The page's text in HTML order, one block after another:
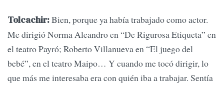
Tolcachir:Bien, porque ya había trabajado como actor.
Me dirigió Norma Aleandro en “De Rigurosa Etiqueta” en
el teatro Payró; Roberto Villanueva en “El juego del
bebé”, en el teatro Maipo… Y cuando me tocó dirigir, lo
que más me interesaba era con quién iba a trabajar. Sentía